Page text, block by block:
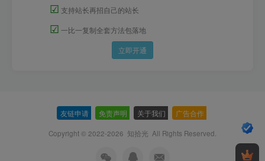
☑ 支持站长再招自己的站长
☑ 一比一复制全套方法包落地
立即开通
友链申请 免责声明 关于我们 广告合作
Copyright © 2022-2026 知拾光 All Rights Reserved.